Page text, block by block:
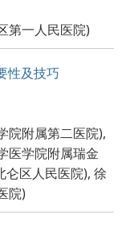
第一人民医院)
性及技巧
院附属第二医院),
医学院附属瑞金
仑区人民医院), 徐
院)